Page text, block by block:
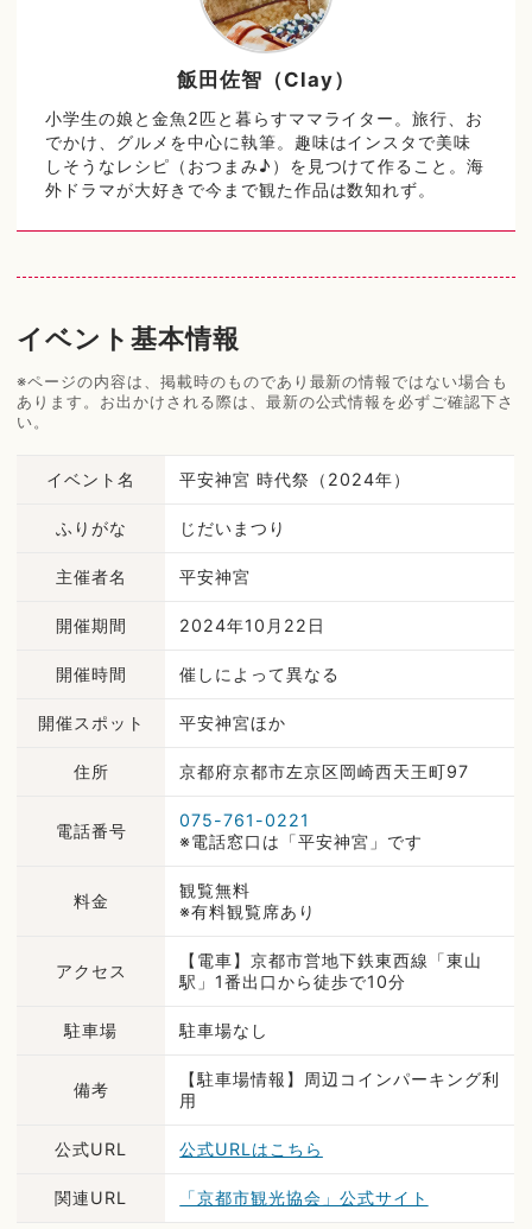
飯田佐智（Clay）
小学生の娘と金魚2匹と暮らすママライター。旅行、お
でかけ、グルメを中心に執筆。趣味はインスタで美味
しそうなレシピ（おつまみ♪）を見つけて作ること。海
外ドラマが大好きで今まで観た作品は数知れず。
イベント基本情報
※ページの内容は、掲載時のものであり最新の情報ではない場合も
あります。お出かけされる際は、最新の公式情報を必ずご確認下さ
い。
イベント名 平安神宮 時代祭（2024年）
ふりがな じだいまつり
主催者名 平安神宮
開催期間 2024年10月22日
開催時間 催しによって異なる
開催スポット 平安神宮ほか
住所 京都府京都市左京区岡崎西天王町97
電話番号
075-761-0221
※電話窓口は「平安神宮」です
料金
観覧無料
※有料観覧席あり
アクセス
【電車】京都市営地下鉄東西線「東山
駅」1番出口から徒歩で10分
駐車場 駐車場なし
備考
【駐車場情報】周辺コインパーキング利
用
公式URL 公式URLはこちら
関連URL 「京都市観光協会」公式サイト